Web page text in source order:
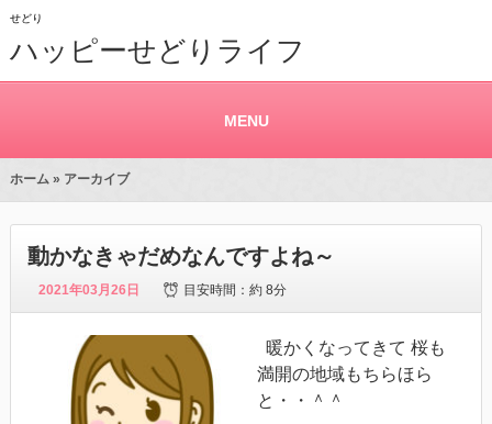
せどり
ハッピーせどりライフ
MENU
ホーム» アーカイブ
動かなきゃだめなんですよね～
2021年03月26日 目安時間：約 8分
暖かくなってきて 桜も
満開の地域もちらほら
と・・＾＾